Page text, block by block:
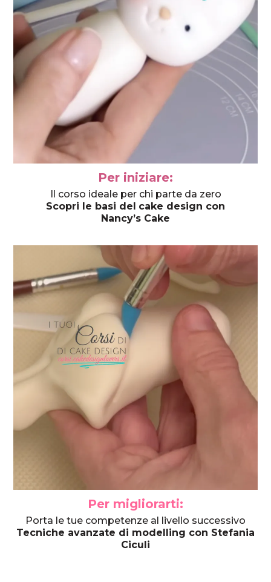
Per iniziare:
Il corso ideale per chi parte da zero
Scopri le basi del cake design con
Nancy’s Cake
Per migliorarti:
Porta le tue competenze al livello successivo
Tecniche avanzate di modelling con Stefania
Ciculi